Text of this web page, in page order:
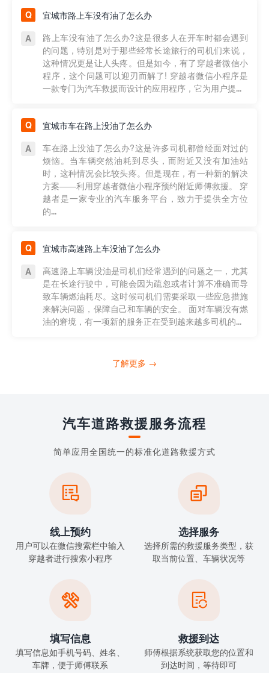
宜城市路上车没有油了怎么办
路上车没有油了怎么办?这是很多人在开车时都会遇到
的问题，特别是对于那些经常长途旅行的司机们来说，
这种情况更是让人头疼。但是如今，有了穿越者微信小
程序，这个问题可以迎刃而解了! 穿越者微信小程序是
一款专门为汽车救援而设计的应用程序，它为用户提...
宜城市车在路上没油了怎么办
车在路上没油了怎么办?这是许多司机都曾经面对过的
烦恼。当车辆突然油耗到尽头，而附近又没有加油站
时，这种情况会比较头疼。但是现在，有一种新的解决
方案——利用穿越者微信小程序预约附近师傅救援。 穿
越者是一家专业的汽车服务平台，致力于提供全方位
的...
宜城市高速路上车没油了怎么办
高速路上车辆没油是司机们经常遇到的问题之一，尤其
是在长途行驶中，可能会因为疏忽或者计算不准确而导
致车辆燃油耗尽。这时候司机们需要采取一些应急措施
来解决问题，保障自己和车辆的安全。 面对车辆没有燃
油的窘境，有一项新的服务正在受到越来越多司机的...
了解更多 →
汽车道路救援服务流程
简单应用全国统一的标准化道路救援方式

线上预约
用户可以在微信搜索栏中输入
穿越者进行搜索小程序

选择服务
选择所需的救援服务类型，获
取当前位置、车辆状况等

填写信息
填写信息如手机号码、姓名、
车牌，便于师傅联系

救援到达
师傅根据系统获取您的位置和
到达时间，等待即可